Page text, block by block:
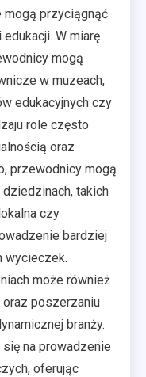
mogą przyciągnąć
W miarę
mogą
w muzeach,
edukacyjnych czy
role często
oraz
przewodnicy mogą
takich
czy
bardziej
wycieczek.
może również
poszerzaniu
branży.
na prowadzenie
oferując